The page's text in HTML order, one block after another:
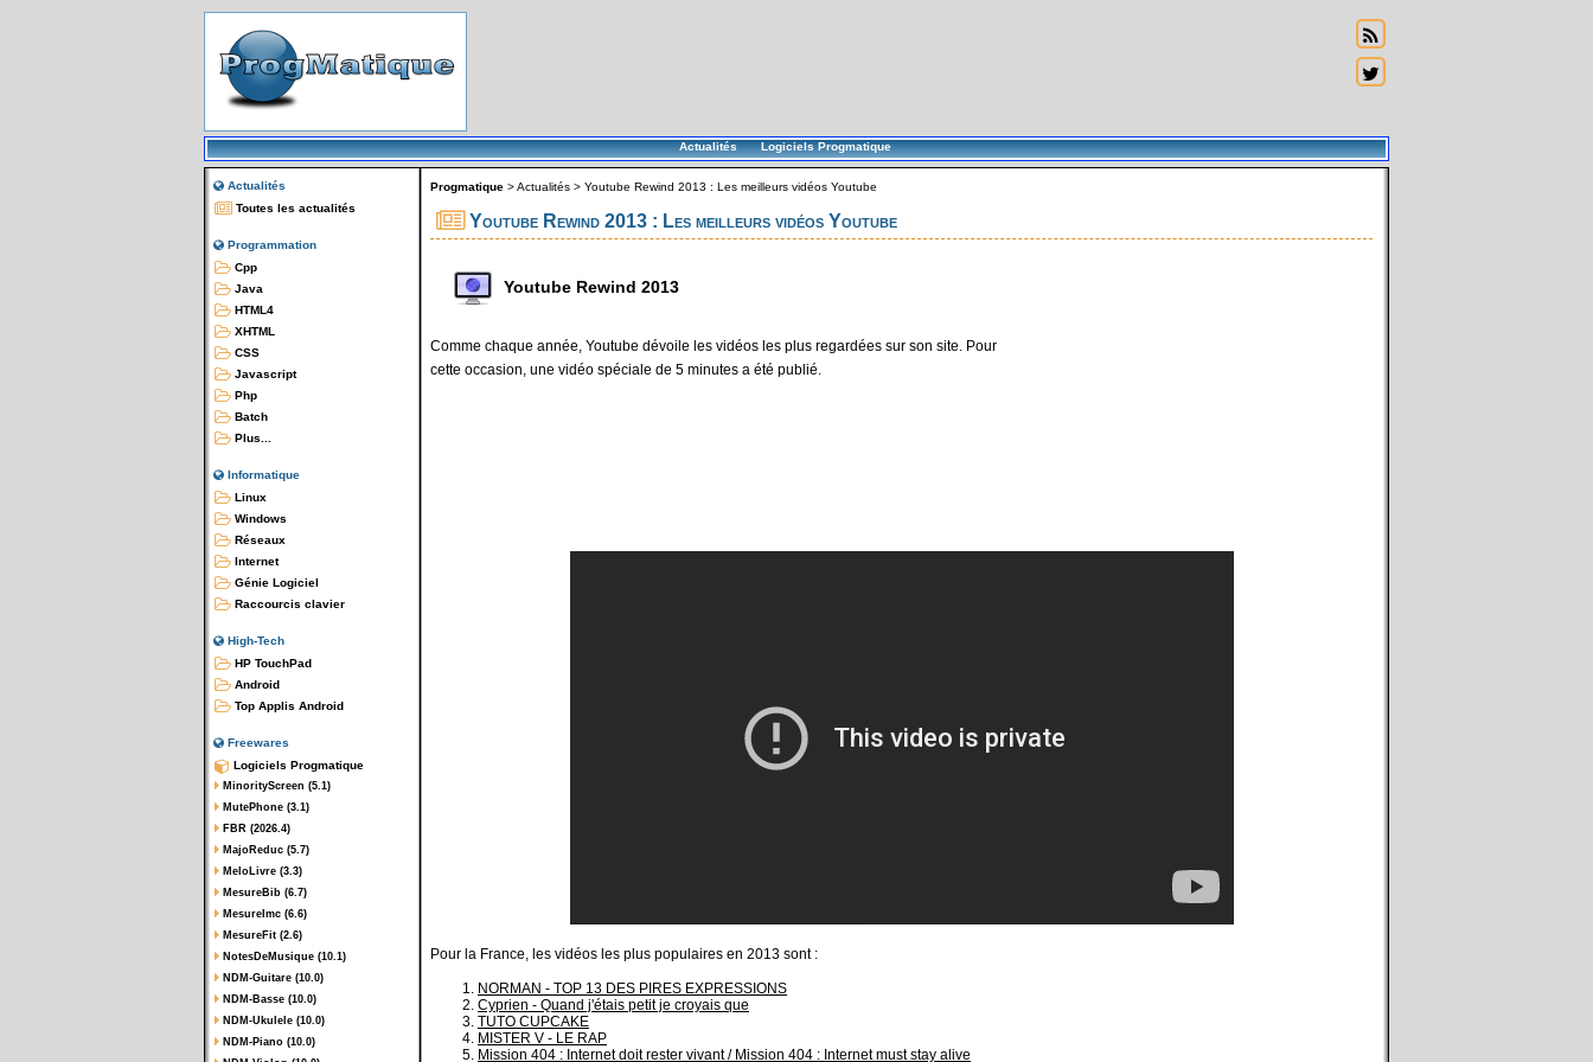
Actualités Logiciels Progmatique
Actualités
Toutes les actualités
Programmation
Cpp
Java
HTML4
XHTML
CSS
Javascript
Php
Batch
Plus...
Informatique
Linux
Windows
Réseaux
Internet
Génie Logiciel
Raccourcis clavier
High-Tech
HP TouchPad
Android
Top Applis Android
Freewares
Logiciels Progmatique
MinorityScreen (5.1)
MutePhone (3.1)
FBR (2026.4)
MajoReduc (5.7)
MeloLivre (3.3)
MesureBib (6.7)
MesureImc (6.6)
MesureFit (2.6)
NotesDeMusique (10.1)
NDM-Guitare (10.0)
NDM-Basse (10.0)
NDM-Ukulele (10.0)
NDM-Piano (10.0)
Progmatique >Actualités > Youtube Rewind 2013 : Les meilleurs vidéos Youtube
Youtube Rewind 2013 : Les meilleurs vidéos Youtube
Youtube Rewind 2013
Comme chaque année, Youtube dévoile les vidéos les plus regardées sur son site. Pour
cette occasion, une vidéo spéciale de 5 minutes a été publié.
Pour la France, les vidéos les plus populaires en 2013 sont :
NORMAN - TOP 13 DES PIRES EXPRESSIONS
Cyprien - Quand j'étais petit je croyais que
TUTO CUPCAKE
MISTER V - LE RAP
Mission 404 : Internet doit rester vivant / Mission 404 : Internet must stay alive